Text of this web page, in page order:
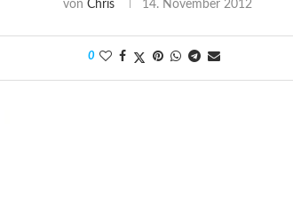
von Chris 14. November 2012
0